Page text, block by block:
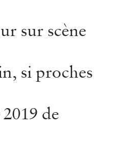
sur scène
si proches
de